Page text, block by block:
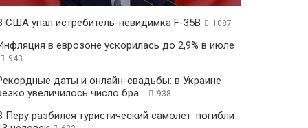
США упал истребитель-невидимка F-35B 1087
в еврозоне ускорилась до 2,9% в июле
943
даты и онлайн-свадьбы: в Украине
увеличилось число бра...
938
Перу разбился туристический самолет: погибли